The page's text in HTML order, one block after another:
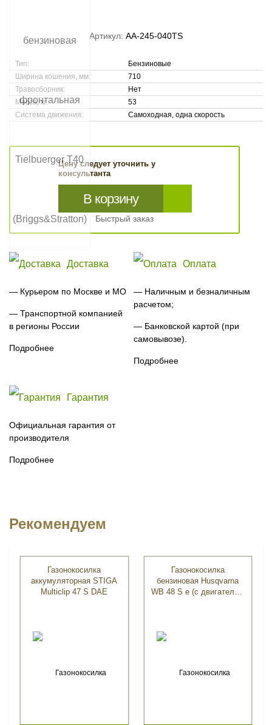
Артикул: AA-245-040TS
Тип:
Бензиновые
Ширина кошения, мм:
710
Травосборник:
Нет
Масса, кг:
53
Система движения:
Самоходная, одна скорость
Цену следует уточнить у
консультанта
В корзину
Быстрый заказ
Доставка
— Курьером по Москве и МО
— Транспортной компанией
в регионы России
Подробнее
Оплата
— Наличным и безналичным
расчетом;
— Банковской картой (при
самовывозе).
Подробнее
Гарантия
Официальная гарантия от
производителя
Подробнее
Рекомендуем
Газонокосилка
аккумуляторная STIGA
Multiclip 47 S DAE
Газонокосилка
бензиновая Husqvarna
WB 48 S e (с двигателем